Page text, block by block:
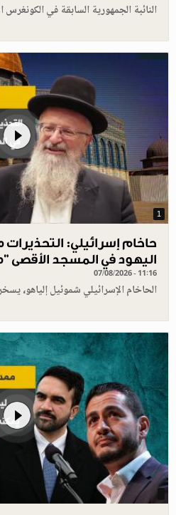
النائبة الجمهورية السابقة في
1
حاخام إسرائيلي:
اليهود في المسجد الأقصى
07/08/2026 - 11:16
الحاخام الإسرائيلي شموئيل إلياهو،